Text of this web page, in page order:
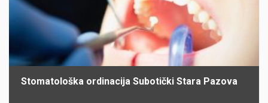
Stomatološka ordinacija Subotički Stara Pazova